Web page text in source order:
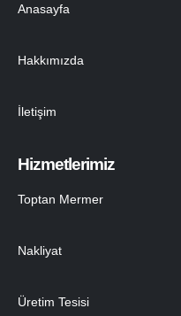
Anasayfa
Hakkımızda
İletişim
Hizmetlerimiz
Toptan Mermer
Nakliyat
Üretim Tesisi